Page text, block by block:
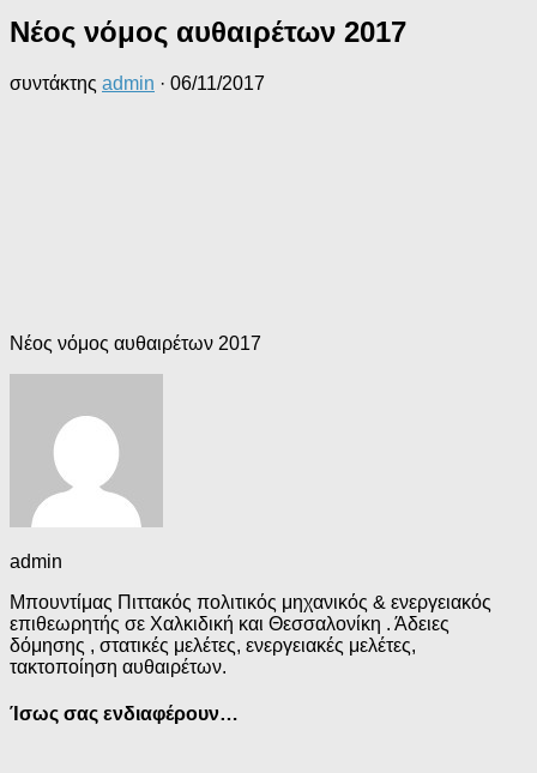
Νέος νόμος αυθαιρέτων 2017
συντάκτης admin · 06/11/2017
Νέος νόμος αυθαιρέτων 2017
admin
Μπουντίμας Πιττακός πολιτικός μηχανικός & ενεργειακός
επιθεωρητής σε Χαλκιδική και Θεσσαλονίκη . Άδειες
δόμησης , στατικές μελέτες, ενεργειακές μελέτες,
τακτοποίηση αυθαιρέτων.
Ίσως σας ενδιαφέρουν…